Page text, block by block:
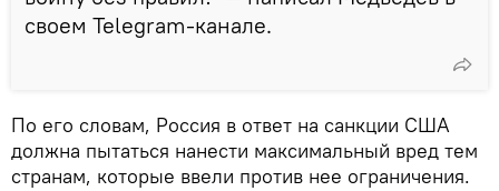
своем Telegram-канале.
По его словам, Россия в ответ на санкции США
должна пытаться нанести максимальный вред тем
странам, которые ввели против нее ограничения.